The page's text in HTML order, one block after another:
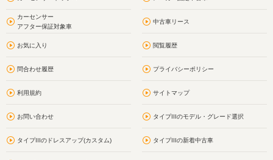
カーセンサー
アフター保証対象車
中古車リース
お気に入り 閲覧履歴
問合わせ履歴 プライバシーポリシー
利用規約 サイトマップ
お問い合わせ タイプIIIのモデル・グレード選択
タイプIIIのドレスアップ(カスタム) タイプIIIの新着中古車